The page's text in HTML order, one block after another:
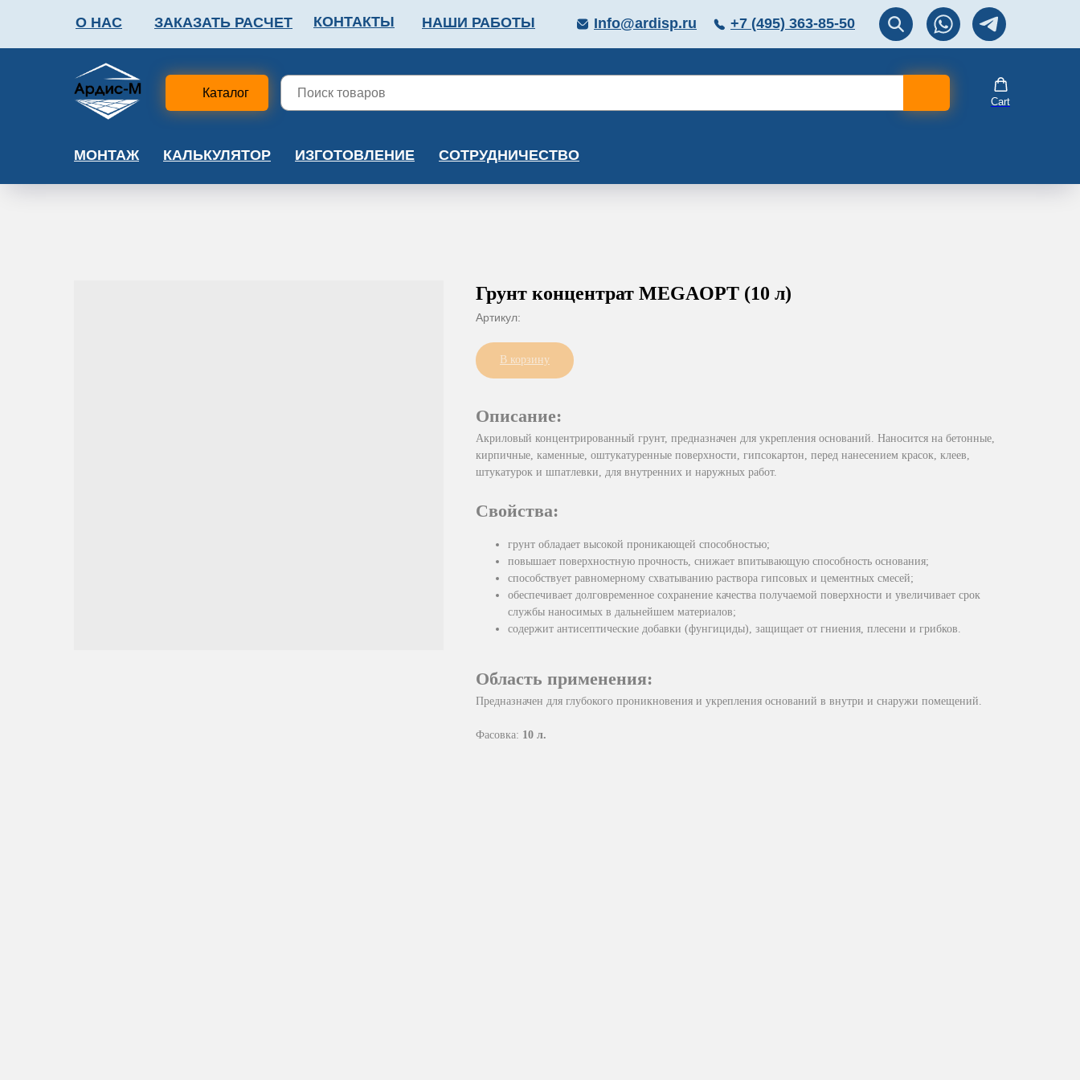
Перезвоните мне!
О НАС ЗАКАЗАТЬ РАСЧЕТ КОНТАКТЫ НАШИ РАБОТЫ +7 (495) 363-85-50
Info@ardisp.ru
ФАЛЬШПОЛ
Каталог
Cart
МОНТАЖ КАЛЬКУЛЯТОР ИЗГОТОВЛЕНИЕ СОТРУДНИЧЕСТВО
Грунт концентрат MEGAOPT (10 л)
Артикул:
В корзину
Описание:
Акриловый концентрированный грунт, предназначен для укрепления оснований. Наносится на бетонные,
кирпичные, каменные, оштукатуренные поверхности, гипсокартон, перед нанесением красок, клеев,
штукатурок и шпатлевки, для внутренних и наружных работ.
Свойства:
грунт обладает высокой проникающей способностью;
повышает поверхностную прочность, снижает впитывающую способность основания;
способствует равномерному схватыванию раствора гипсовых и цементных смесей;
обеспечивает долговременное сохранение качества получаемой поверхности и увеличивает срок
службы наносимых в дальнейшем материалов;
содержит антисептические добавки (фунгициды), защищает от гниения, плесени и грибков.
Область применения:
Предназначен для глубокого проникновения и укрепления оснований в внутри и снаружи помещений.
Фасовка: 10 л.